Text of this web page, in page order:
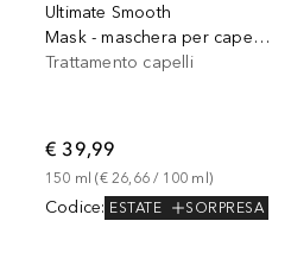
Ultimate Smooth
Mask - maschera per capelli per capelli crespi
Trattamento capelli
€ 39,99
150 ml (€ 26,66 / 100 ml )
Codice: ESTATE SORPRESA